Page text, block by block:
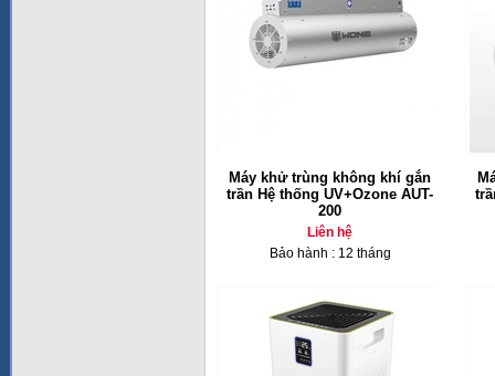
Máy khử trùng không khí gắn
trần Hệ thống UV+Ozone AUT-
200
Liên hệ
Bảo hành : 12 tháng